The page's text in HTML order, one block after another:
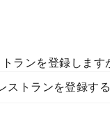
トランを登録します
ストランを登録する